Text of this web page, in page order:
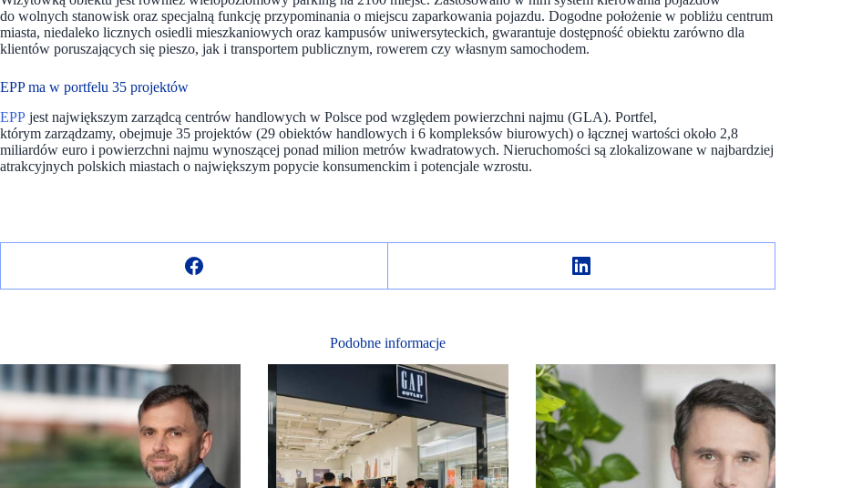
do wolnych stanowisk oraz specjalną funkcję przypominania o miejscu zaparkowania pojazdu. Dogodne położenie w pobliżu centrum
miasta, niedaleko licznych osiedli mieszkaniowych oraz kampusów uniwersyteckich, gwarantuje dostępność obiektu zarówno dla
klientów poruszających się pieszo, jak i transportem publicznym, rowerem czy własnym samochodem.
EPP ma w portfelu 35 projektów
EPP jest największym zarządcą centrów handlowych w Polsce pod względem powierzchni najmu (GLA). Portfel,
którym zarządzamy, obejmuje 35 projektów (29 obiektów handlowych i 6 kompleksów biurowych) o łącznej wartości około 2,8
miliardów euro i powierzchni najmu wynoszącej ponad milion metrów kwadratowych. Nieruchomości są zlokalizowane w najbardziej
atrakcyjnych polskich miastach o największym popycie konsumenckim i potencjale wzrostu.
Podobne informacje